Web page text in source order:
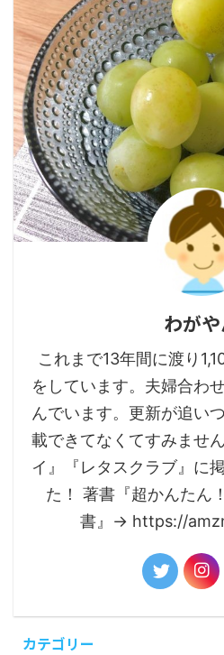
わが
これまで13年間に渡り
をしています。夫婦合わ
んでいます。更新が追い
載できてなくてすみませ
イ』『レタスクラブ』に
た！ 著書『超かんたん
書』→ https://
カテゴリー